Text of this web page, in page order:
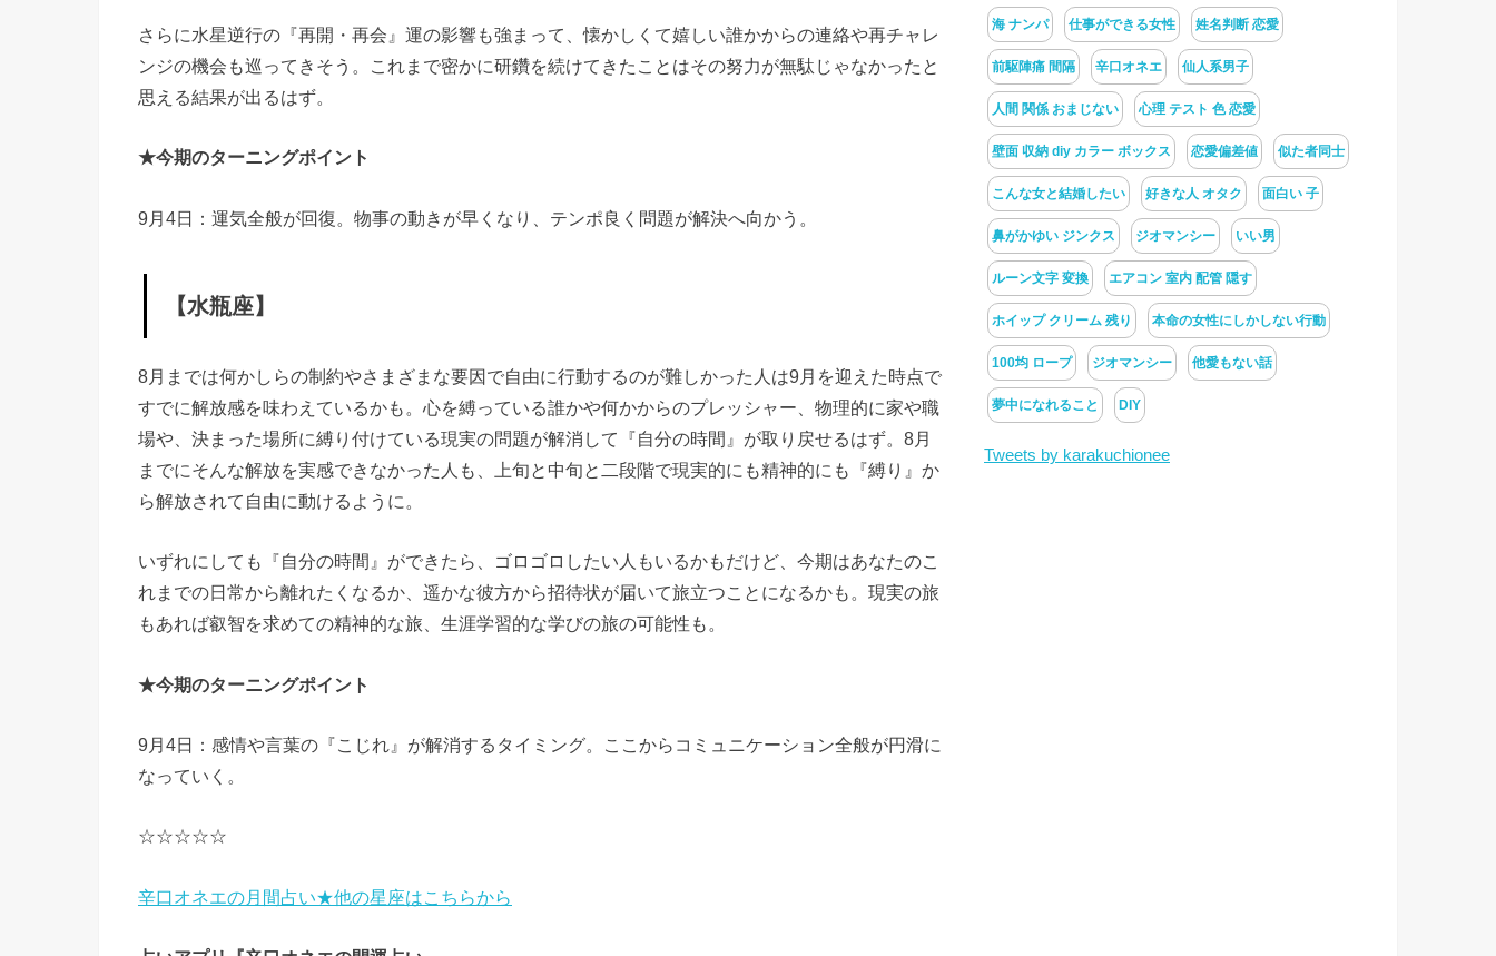
さらに水星逆行の『再開・再会』運の影響も強まって、懐かしくて嬉しい誰かからの連絡や再チャレ
ンジの機会も巡ってきそう。これまで密かに研鑽を続けてきたことはその努力が無駄じゃなかったと
思える結果が出るはず。
★今期のターニングポイント
9月4日：運気全般が回復。物事の動きが早くなり、テンポ良く問題が解決へ向かう。
【水瓶座】
8月までは何かしらの制約やさまざまな要因で自由に行動するのが難しかった人は9月を迎えた時点で
すでに解放感を味わえているかも。心を縛っている誰かや何かからのプレッシャー、物理的に家や職
場や、決まった場所に縛り付けている現実の問題が解消して『自分の時間』が取り戻せるはず。8月
までにそんな解放を実感できなかった人も、上旬と中旬と二段階で現実的にも精神的にも『縛り』か
ら解放されて自由に動けるように。
いずれにしても『自分の時間』ができたら、ゴロゴロしたい人もいるかもだけど、今期はあなたのこ
れまでの日常から離れたくなるか、遥かな彼方から招待状が届いて旅立つことになるかも。現実の旅
もあれば叡智を求めての精神的な旅、生涯学習的な学びの旅の可能性も。
★今期のターニングポイント
9月4日：感情や言葉の『こじれ』が解消するタイミング。ここからコミュニケーション全般が円滑に
なっていく。
☆☆☆☆☆
辛口オネエの月間占い★他の星座はこちらから
海 ナンパ 仕事ができる女性 姓名判断 恋愛
前駆陣痛 間隔 辛口オネエ 仙人系男子
人間 関係 おまじない 心理 テスト 色 恋愛
壁面 収納 diy カラー ボックス 恋愛偏差値 似た者同士
こんな女と結婚したい 好きな人 オタク 面白い 子
鼻がかゆい ジンクス ジオマンシー いい男
ルーン文字 変換 エアコン 室内 配管 隠す
ホイップ クリーム 残り 本命の女性にしかしない行動
100均 ロープ ジオマンシー 他愛もない話
夢中になれること DIY
Tweets by karakuchionee